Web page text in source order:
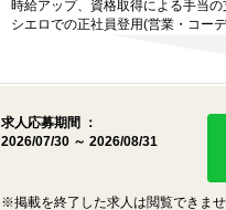
時給アップ、資格取得による手当
シエロでの正社員登用(営業・コー
求人応募期間 ：
2026/07/30 ～ 2026/08/31
※掲載を終了した求人は閲覧できま